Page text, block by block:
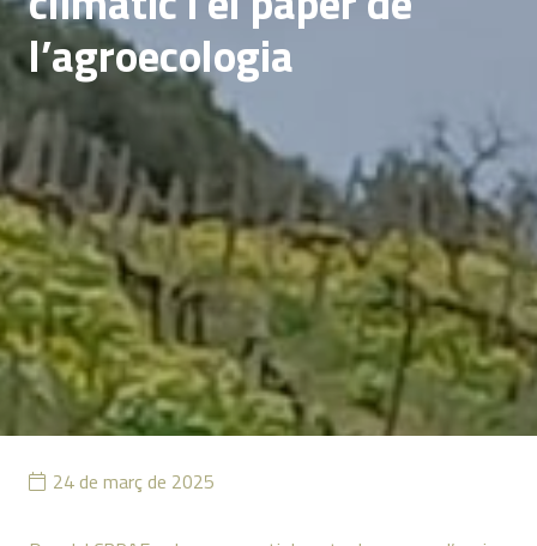
l’agroecologia
24 de març de 2025